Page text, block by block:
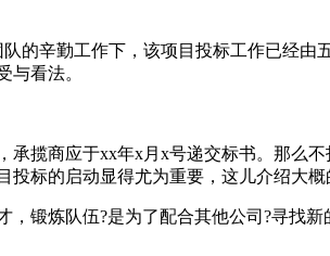
的辛勤工作下，该项目投标工作已经
与看法。
揽商应于xx年x月x号递交标书。那么
标的启动显得尤为重要，这儿介绍大概
锻炼队伍?是为了配合其他公司?寻找